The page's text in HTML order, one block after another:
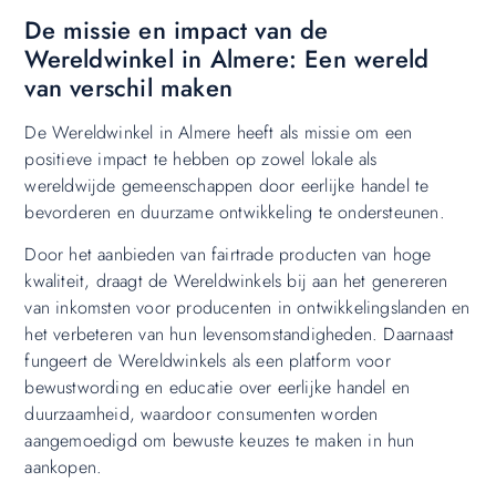
De missie en impact van de
Wereldwinkel in Almere: Een wereld
van verschil maken
De Wereldwinkel in Almere heeft als missie om een
positieve impact te hebben op zowel lokale als
wereldwijde gemeenschappen door eerlijke handel te
bevorderen en duurzame ontwikkeling te ondersteunen.
Door het aanbieden van fairtrade producten van hoge
kwaliteit, draagt de Wereldwinkels bij aan het genereren
van inkomsten voor producenten in ontwikkelingslanden en
het verbeteren van hun levensomstandigheden. Daarnaast
fungeert de Wereldwinkels als een platform voor
bewustwording en educatie over eerlijke handel en
duurzaamheid, waardoor consumenten worden
aangemoedigd om bewuste keuzes te maken in hun
aankopen.